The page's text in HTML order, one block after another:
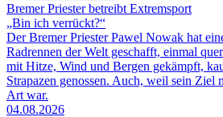
Bremer Priester betreibt Extremsport
„Bin ich verrückt?“
Der Bremer Priester Pawel Nowak hat
Radrennen der Welt geschafft, einmal
mit Hitze, Wind und Bergen gekämpft,
Strapazen genossen. Auch, weil sein Ziel
Art war.
04.08.2026